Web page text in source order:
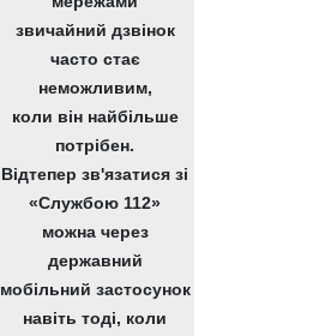
звичайний дзвінок
часто стає
неможливим,
коли він найбільше
потрібен.
Відтепер зв'язатися зі
«Службою 112»
можна через
державний
мобільний застосунок
навіть тоді, коли